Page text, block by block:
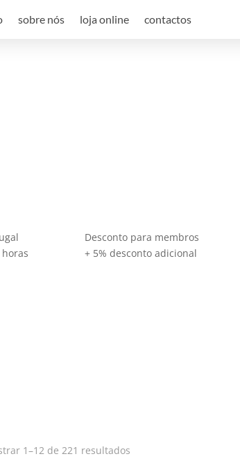
sobre nós loja online contactos
Desconto para membros
+ 5% desconto adicional
1–12 de 221 resultados